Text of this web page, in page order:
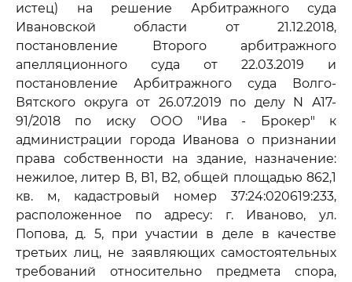
истец) на решение Арбитражного суда
Ивановской области от 21.12.2018,
постановление Второго арбитражного
апелляционного суда от 22.03.2019 и
постановление Арбитражного суда Волго-
Вятского округа от 26.07.2019 по делу N А17-
91/2018 по иску ООО "Ива - Брокер" к
администрации города Иванова о признании
права собственности на здание, назначение:
нежилое, литер В, В1, В2, общей площадью 862,1
кв. м, кадастровый номер 37:24:020619:233,
расположенное по адресу: г. Иваново, ул.
Попова, д. 5, при участии в деле в качестве
третьих лиц, не заявляющих самостоятельных
требований относительно предмета спора,